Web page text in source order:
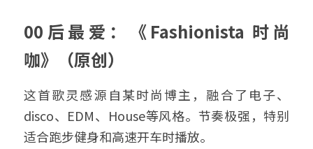
00后最爱：《Fashionista 时尚
咖》（原创）
这首歌灵感源自某时尚博主，融合了电子、
disco、EDM、House等风格。节奏极强，特别
适合跑步健身和高速开车时播放。